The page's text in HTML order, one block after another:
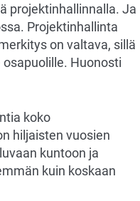
projektinhallinnalla. Ja
Projektinhallinta
on valtava, sillä
Huonosti
koko
hiljaisten vuosien
kuntoon ja
kuin koskaan